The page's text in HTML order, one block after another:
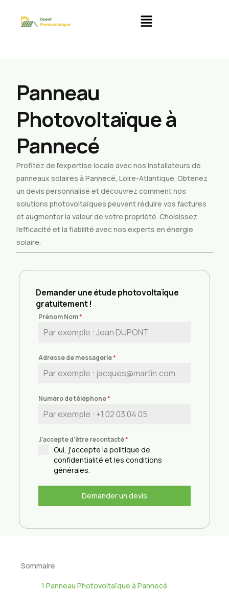
Panneau
Photovoltaïque à
Pannecé
Profitez de l’expertise locale avec nos installateurs de
panneaux solaires à Pannecé, Loire-Atlantique. Obtenez
un devis personnalisé et découvrez comment nos
solutions photovoltaïques peuvent réduire vos factures
et augmenter la valeur de votre propriété. Choisissez
l’efficacité et la fiabilité avec nos experts en énergie
solaire.
Demander une étude photovoltaïque
gratuitement !
Prénom Nom*
Adresse de messagerie*
Numéro de téléphone*
J'accepte d'être recontacté*
Oui, j'accepte la politique de
confidentialité et les conditions
générales.
Demander un devis
Sommaire
1 Panneau Photovoltaïque à Pannecé